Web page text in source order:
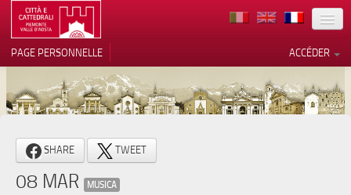
TERRITOIRE
ARCHITECTURE
MUSÉES
ITINÉRAIRES
ACCÉDER
PAGE PERSONNELLE
SHARE TWEET
08 MAR MUSICA
Notification lors de la collecte
Vos choix en matière de
confidentialité